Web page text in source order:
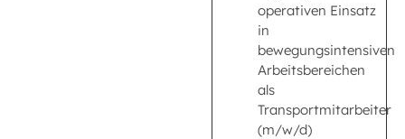
operativen Einsatz
in
bewegungsintensiven
Arbeitsbereichen
als
Transportmitarbeiter
(m/w/d)